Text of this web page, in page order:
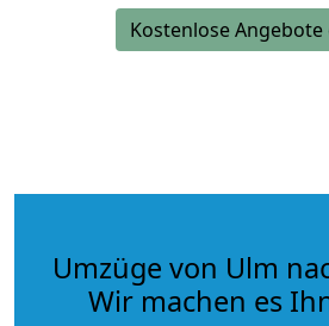
Kostenlose
Umzüge von Ulm
Wir machen es